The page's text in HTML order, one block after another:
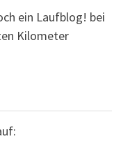
ein Laufblog! bei
Kilometer